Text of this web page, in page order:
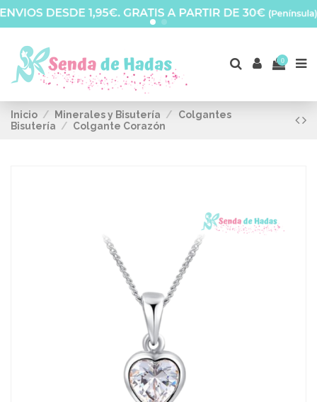
0
Inicio Minerales y Bisutería
Colgantes
Bisutería
Colgante Corazón